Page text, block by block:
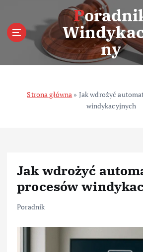
n
Poradnik
ny
Strona główna » Jak wdrożyć
windykacyjnych
Jak wdrożyć
procesów
Poradnik